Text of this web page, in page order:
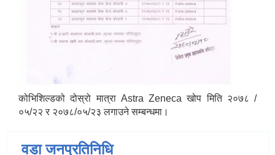
कोभिशिल्डको दोस्रो मात्रा Astra Zeneca खोप मिति २०७८ /
०५/२२ र २०७८/०५/२३ लगाउने सम्बन्धमा।
वडा जनप्रतिनिधि